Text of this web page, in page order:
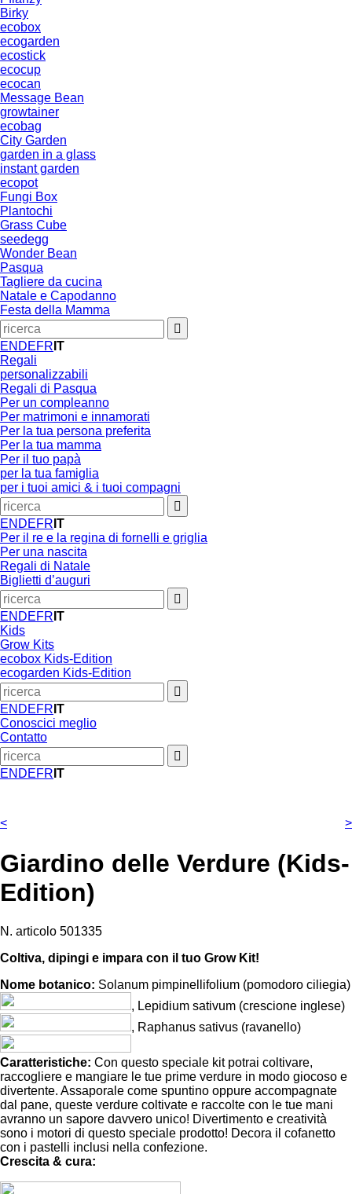
Birky
ecobox
ecogarden
ecostick
ecocup
ecocan
Message Bean
growtainer
ecobag
City Garden
garden in a glass
instant garden
ecopot
Fungi Box
Plantochi
Grass Cube
seedegg
Wonder Bean
Pasqua
Tagliere da cucina
Natale e Capodanno
Festa della Mamma
EN DEFR IT
Regali
personalizzabili
Regali di Pasqua
Per un compleanno
Per matrimoni e innamorati
Per la tua persona preferita
Per la tua mamma
Per il tuo papà
per la tua famiglia
per i tuoi amici & i tuoi compagni
EN DEFR IT
Per il re e la regina di fornelli e griglia
Per una nascita
Regali di Natale
Biglietti d’auguri
EN DEFR IT
Kids
Grow Kits
ecobox Kids-Edition
ecogarden Kids-Edition
EN DEFR IT
Conoscici meglio
Contatto
EN DEFR IT
< >
Giardino delle Verdure (Kids-
Edition)
N. articolo 501335
Coltiva, dipingi e impara con il tuo Grow Kit!
Nome botanico: Solanum pimpinellifolium (pomodoro ciliegia)
, Lepidium sativum (crescione inglese)
, Raphanus sativus (ravanello)
Caratteristiche: Con questo speciale kit potrai coltivare,
raccogliere e mangiare le tue prime verdure in modo giocoso e
divertente. Assaporale come spuntino oppure accompagnate
dal pane, queste verdure coltivate e raccolte con le tue mani
avranno un sapore davvero unico! Divertimento e creatività
sono i motori di questo speciale prodotto! Decora il cofanetto
con i pastelli inclusi nella confezione.
Crescita & cura: